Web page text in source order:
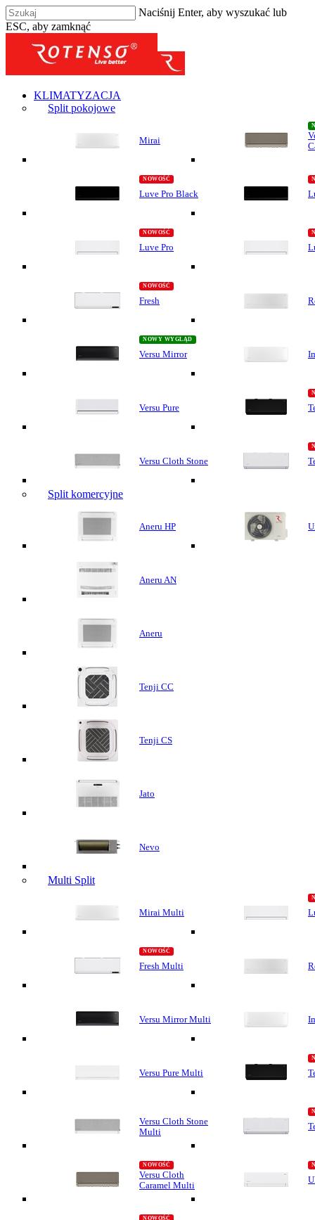
Naciśnij Enter, aby wyszukać lub
ESC, aby zamknąć
KLIMATYZACJA
Split pokojowe
Mirai
Luve Pro Black
Luve Pro
Fresh
Versu Mirror
Versu Pure
Versu Cloth Stone
Split komercyjne
Aneru HP
Aneru AN
Aneru
Tenji CC
Tenji CS
Jato
Nevo
Multi Split
Mirai Multi
Fresh Multi
Versu Mirror Multi
Versu Pure Multi
Versu Cloth Stone
Multi
Versu Cloth
Caramel Multi